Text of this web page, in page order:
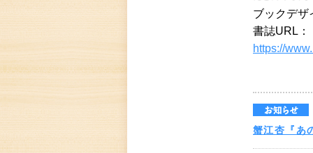
ブックデザ
書誌URL：
https://
蟹江杏『あ